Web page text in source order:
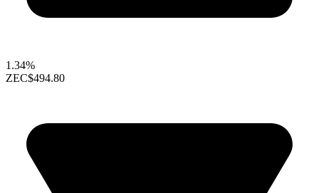
1.34%
ZEC$494.80